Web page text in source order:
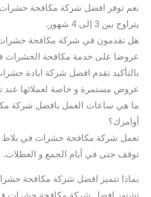
نعم توفر افضل شركة مكافحة حشرات
يتراوح بين 3 إلى 4 شهور.
هل تقدمون في شركة مكافحة
عروضا على خدمة مكافحة الحشرات
بالتأكيد تقدم افضل شركة ابادة
عروض مستمرة و خاصة لعملائها عند
ما هي ساعات العمل بافضل شركة
أوامرك؟
توقف حتى في أيام الجمع و العطلات.
بماذا تتميز افضل شركة مكافحة